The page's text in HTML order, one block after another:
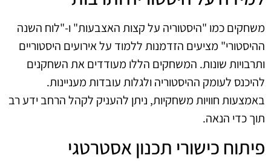
משחקים כמו "היסטוריה על קצות האצבעות" ו-"לוח השנה
ההיסטורי" מציעים הזדמנות ללמוד על אירועים היסטוריים
ותרבויות שונות. המשחקים הללו מעודדים את השחקנים
להיכנס לעומק ההיסטוריה ולגלות עובדות מעניינות.
באמצעות חוויות משחקיות, ניתן להעניק לקהל הרחב ידע רב
תוך כדי הנאה.
פיתוח כישורי תכנון אסטרטגי